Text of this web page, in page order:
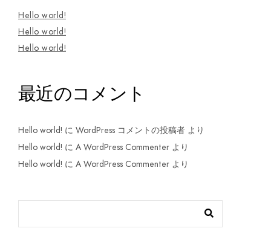
Hello world!
Hello world!
Hello world!
最近のコメント
Hello world! に WordPress コメントの投稿者 より
Hello world! に A WordPress Commenter より
Hello world! に A WordPress Commenter より